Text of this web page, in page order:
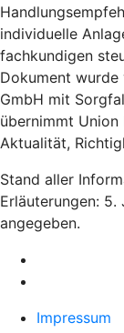
individuelle
fachkundigen
Dokument wurde
GmbH mit
übernimmt
Aktualität,
Stand aller
Erläuterungen:
angegeben.
Impressum